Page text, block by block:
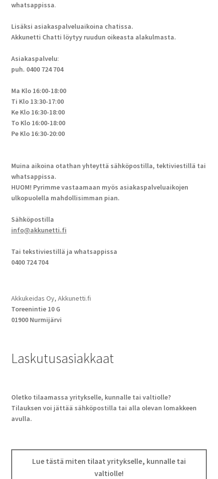
whatsappissa.
Lisäksi asiakaspalveluaikoina chatissa.
Akkunetti Chatti löytyy ruudun oikeasta alakulmasta.
Asiakaspalvelu:
puh. 0400 724 704
Ma Klo 16:00-18:00
Ti Klo 13:30-17:00
Ke Klo 16:30-18:00
To Klo 16:00-18:00
Pe Klo 16:30-20:00
Muina aikoina otathan yhteyttä sähköpostilla, tektiviestillä tai
whatsappissa.
HUOM! Pyrimme vastaamaan myös asiakaspalveluaikojen
ulkopuolella mahdollisimman pian.
Sähköpostilla
info@akkunetti.fi
Tai tekstiviestillä ja whatsappissa
0400 724 704
Akkukeidas Oy, Akkunetti.fi
Toreenintie 10 G
01900 Nurmijärvi
Laskutusasiakkaat
Oletko tilaamassa yritykselle, kunnalle tai valtiolle?
Tilauksen voi jättää sähköpostilla tai alla olevan lomakkeen
avulla.
Lue tästä miten tilaat yritykselle, kunnalle tai
valtiolle!